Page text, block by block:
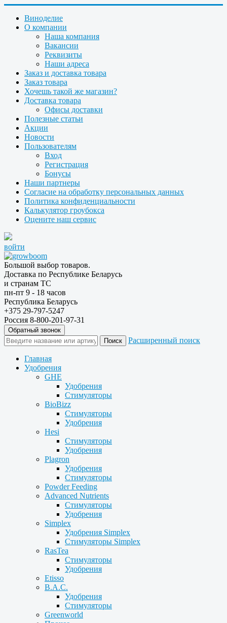
Виноделие
О компании
Наша компания
Вакансии
Реквизиты
Наши адреса
Заказ и доставка товара
Заказ товара
Хочешь такой же магазин?
Доставка товара
Офисы доставки
Полезные статьи
Акции
Новости
Пользователям
Вход
Регистрация
Бонусы
Наши партнеры
Согласие на обработку персональных данных
Политика конфиденциальности
Калькулятор гроубокса
Оцените наш сервис
войти
Большой выбор товаров.
Доставка по Республике Беларусь
и странам ТС
пн-пт 9 - 18 часов
Республика Беларусь
+375 29-797-5247
Россия 8-800-201-97-31
Обратный звонок
Расширенный поиск
Главная
Удобрения
GHE
Удобрения
Стимуляторы
BioBizz
Стимуляторы
Удобрения
Hesi
Стимуляторы
Удобрения
Plagron
Удобрения
Стимуляторы
Powder Feeding
Advanced Nutrients
Стимуляторы
Удобрения
Simplex
Удобрения Simplex
Стимуляторы Simplex
RasTea
Стимуляторы
Удобрения
Etisso
B.A.C.
Удобрения
Стимуляторы
Greenworld